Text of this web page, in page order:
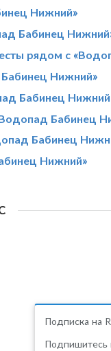
Нижний»
Бабинец
рядом с
Нижний»
Бабинец
Бабинец
Бабинец
Нижний»
Подписка на
Подпишитесь